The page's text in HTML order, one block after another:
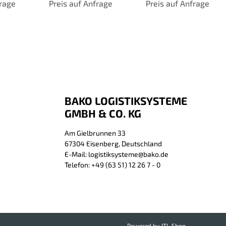
Ladeflächen,
Preis auf Anfrage
Ladeflächen ohne
Preis auf Anfrage
BAKO LOGISTIKSYSTEME
GMBH & CO. KG
Am Gielbrunnen 33
67304 Eisenberg, Deutschland
E-Mail: logistiksysteme@bako.de
Telefon: +49 (63 51) 12 26 7 - 0